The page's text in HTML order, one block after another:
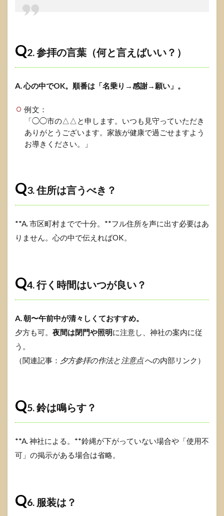
Q2. 参拝の言葉（何と言えばいい？）
A. 心の中でOK。順番は「名乗り→感謝→願い」。
例文：
「◯◯市の△△と申します。いつも見守っていただき
ありがとうございます。家族が健康で過ごせますよう
お導きください。」
Q3. 住所は言うべき？
**A. 市区町村までで十分。**フル住所を声に出す必要はあ
りません。心の中で伝えればOK。
Q4. 行く時間はいつが良い？
A. 朝〜午前中が清々しくておすすめ。
夕方も可。 夜間は閉門や照明に注意し、神社の案内に従
う。
（関連記事： 夕方参拝の作法と注意点への内部リンク）
Q5. 鈴は鳴らす？
**A. 神社による。**鈴縄が下がっていない場合や「使用不
可」の掲示がある場合は省略。
Q6. 服装は？